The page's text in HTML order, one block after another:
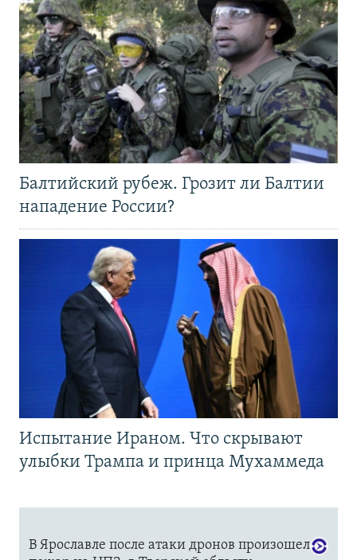
Балтийский рубеж. Грозит ли Балтии
нападение России?
Испытание Ираном. Что скрывают
улыбки Трампа и принца Мухаммеда